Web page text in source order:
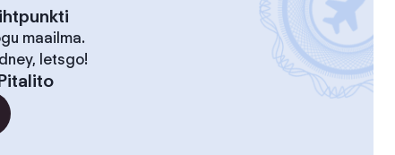
maailma.
letsgo!